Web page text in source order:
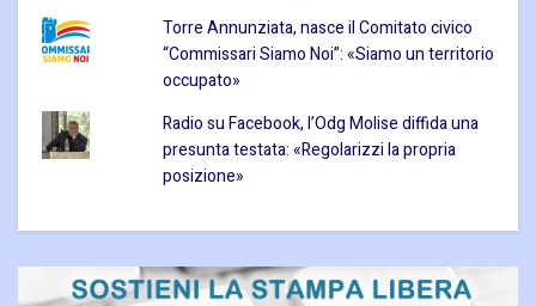
Torre Annunziata, nasce il Comitato civico
“Commissari Siamo Noi”: «Siamo un territorio
occupato»
Radio su Facebook, l’Odg Molise diffida una
presunta testata: «Regolarizzi la propria
posizione»